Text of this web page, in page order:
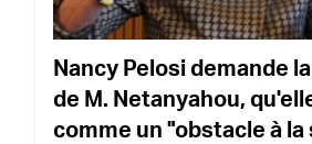
Nancy Pelosi demande
de M. Netanyahou,
comme un "obstacle à